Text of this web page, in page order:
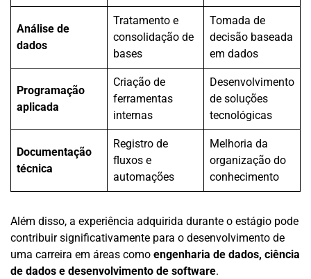
Análise de
dados
Tratamento e
consolidação de
bases
Tomada de
decisão baseada
em dados
Programação
aplicada
Criação de
ferramentas
internas
Desenvolvimento
de soluções
tecnológicas
Documentação
técnica
Registro de
fluxos e
automações
Melhoria da
organização do
conhecimento
Além disso, a experiência adquirida durante o estágio pode
contribuir significativamente para o desenvolvimento de
uma carreira em áreas como engenharia de dados, ciência
de dados e desenvolvimento de software.